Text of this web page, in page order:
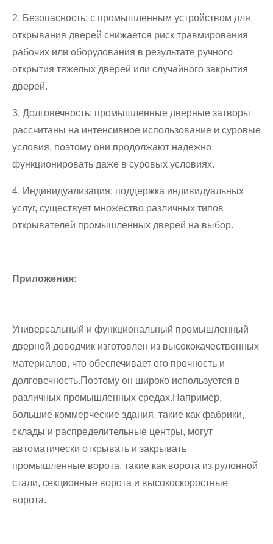
2. Безопасность: с промышленным устройством для
открывания дверей снижается риск травмирования
рабочих или оборудования в результате ручного
открытия тяжелых дверей или случайного закрытия
дверей.
3. Долговечность: промышленные дверные затворы
рассчитаны на интенсивное использование и суровые
условия, поэтому они продолжают надежно
функционировать даже в суровых условиях.
4. Индивидуализация: поддержка индивидуальных
услуг, существует множество различных типов
открывателей промышленных дверей на выбор.
Приложения:
Универсальный и функциональный промышленный
дверной доводчик изготовлен из высококачественных
материалов, что обеспечивает его прочность и
долговечность.Поэтому он широко используется в
различных промышленных средах.Например,
большие коммерческие здания, такие как фабрики,
склады и распределительные центры, могут
автоматически открывать и закрывать
промышленные ворота, такие как ворота из рулонной
стали, секционные ворота и высокоскоростные
ворота.